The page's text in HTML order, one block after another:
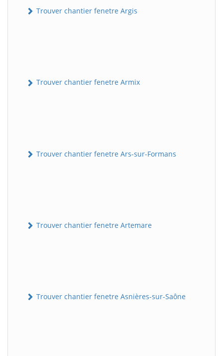
Trouver chantier fenetre Argis
Trouver chantier fenetre Armix
Trouver chantier fenetre Ars-sur-Formans
Trouver chantier fenetre Artemare
Trouver chantier fenetre Asnières-sur-Saône